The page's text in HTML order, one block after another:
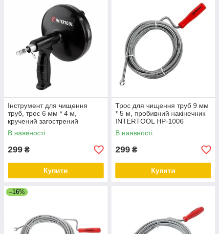
Інструмент для чищення
труб, трос 6 мм * 4 м,
кручений загострений
наконечник INTERTOOL HP-
1008
В наявності
299 ₴
Купити
Трос для чищення труб 9 мм
* 5 м, пробивний накінечник
INTERTOOL HP-1006
В наявності
299 ₴
Купити
–16%